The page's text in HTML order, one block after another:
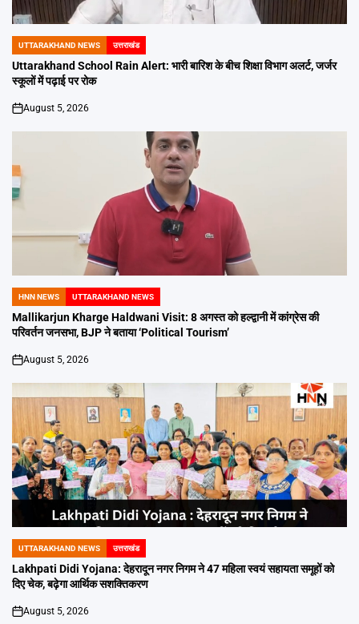
POSTED
IN
UTTARAKHAND NEWS उत्तराखंड
Uttarakhand School Rain Alert: भारी बारिश के बीच शिक्षा विभाग अलर्ट, जर्जर
स्कूलों में पढ़ाई पर रोक
on
August 5, 2026
POSTED
IN
HNN NEWS UTTARAKHAND NEWS
Mallikarjun Kharge Haldwani Visit: 8 अगस्त को हल्द्वानी में कांग्रेस की
परिवर्तन जनसभा, BJP ने बताया ‘Political Tourism’
on
August 5, 2026
POSTED
IN
UTTARAKHAND NEWS उत्तराखंड
Lakhpati Didi Yojana: देहरादून नगर निगम ने 47 महिला स्वयं सहायता समूहों को
दिए चेक, बढ़ेगा आर्थिक सशक्तिकरण
on
August 5, 2026